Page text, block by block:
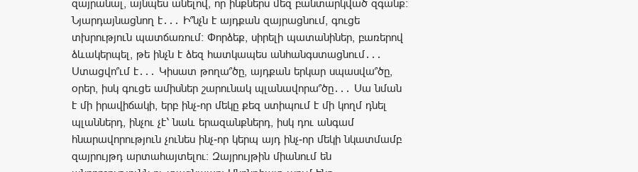
զայրանալ, այնպես անելով, որ ինքներս մեզ բանտարկված զգանք։
Նյարդայնացնող է․․․ Ի՞նչն է այդքան զայրացնում, գուցե
տխրություն պատճառում: Փորձեք, սիրելի պատանիներ, բառերով
ձևակերպել, թե ինչն է ձեզ հատկապես անհանգստացնում․․․
Ստացվո՞ւմ է․․․ Կիսատ թողա՞ծը, այդքան երկար սպասվա՞ծը,
օրեր, իսկ գուցե ամիսներ շարունակ պլանավորա՞ծը․․․ Սա նման
է մի իրավիճակի, երբ ինչ-որ մեկը քեզ ստիպում է մի կողմ դնել
պլաններդ, ինչու չէ՝ նաև երազանքներդ, իսկ դու անգամ
հնարավորություն չունես ինչ-որ կերպ այդ ինչ-որ մեկի նկատմամբ
զայրույթդ արտահայտելու։ Զայրույթին միանում են